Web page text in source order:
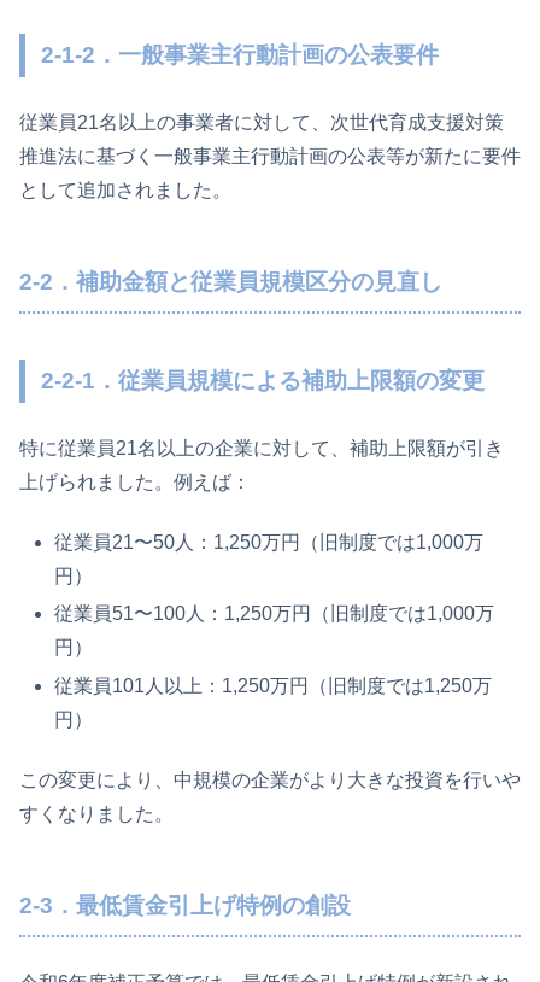
2-1-2．一般事業主行動計画の公表要件
従業員21名以上の事業者に対して、次世代育成支援対策
推進法に基づく一般事業主行動計画の公表等が新たに要件
として追加されました。
2-2．補助金額と従業員規模区分の見直し
2-2-1．従業員規模による補助上限額の変更
特に従業員21名以上の企業に対して、補助上限額が引き
上げられました。例えば：
従業員21〜50人：1,250万円（旧制度では1,000万
円）
従業員51〜100人：1,250万円（旧制度では1,000万
円）
従業員101人以上：1,250万円（旧制度では1,250万
円）
この変更により、中規模の企業がより大きな投資を行いや
すくなりました。
2-3．最低賃金引上げ特例の創設